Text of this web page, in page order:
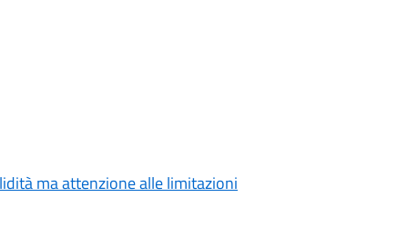
ma attenzione alle limitazioni